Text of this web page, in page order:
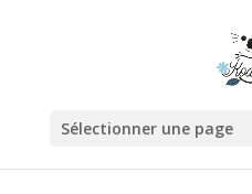
Sélectionner une page